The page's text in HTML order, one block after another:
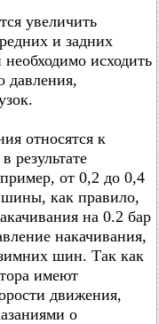
увеличить
и задних
исходить
давления,
относятся к
от 0,2 до 0,4
как правило,
на 0.2 бар
накачивания,
шин. Так как
имеют
движения,
о